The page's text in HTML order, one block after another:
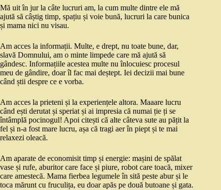
Mă uit în jur la câte lucruri am, la cum multe dintre ele mă
ajută să câștig timp, spațiu și voie bună, lucruri la care bunica
și mama nici nu visau.
Am acces la informații. Multe, e drept, nu toate bune, dar,
slavă Domnului, am o minte limpede care mă ajută să
gândesc. Informațiile acestea multe nu înlocuiesc procesul
meu de gândire, doar îl fac mai deștept. Iei decizii mai bune
când știi despre ce e vorba.
Am acces la prieteni și la experiențele altora. Maaare lucru
când ești derutat și speriat și ai impresia că numai ție ți se
întâmplă pocinogul! Apoi citești că alte câteva sute au pățit la
fel și n-a fost mare lucru, așa că tragi aer în piept și te mai
relaxezi oleacă.
Am aparate de economisit timp și energie: mașini de spălat
vase și rufe, aburitor care face și piure, robot care toacă, mixer
care amestecă. Mama fierbea legumele în sită peste abur și le
toca mărunt cu fruculița, eu doar apăs pe două butoane și gata.